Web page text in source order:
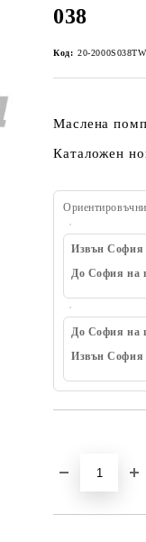
038
Код: 20-2000S038TW
Маслена
Каталожен
Извън София
До София на
До София на
Извън София